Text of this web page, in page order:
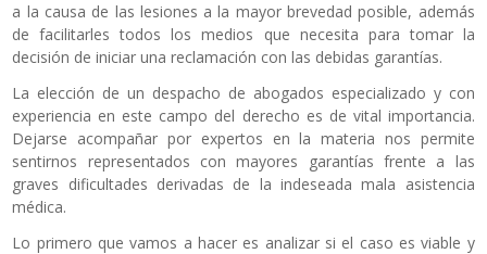
a la causa de las lesiones a la mayor brevedad posible, además
de facilitarles todos los medios que necesita para tomar la
decisión de iniciar una reclamación con las debidas garantías.
La elección de un despacho de abogados especializado y con
experiencia en este campo del derecho es de vital importancia.
Dejarse acompañar por expertos en la materia nos permite
sentirnos representados con mayores garantías frente a las
graves dificultades derivadas de la indeseada mala asistencia
médica.
Lo primero que vamos a hacer es analizar si el caso es viable y